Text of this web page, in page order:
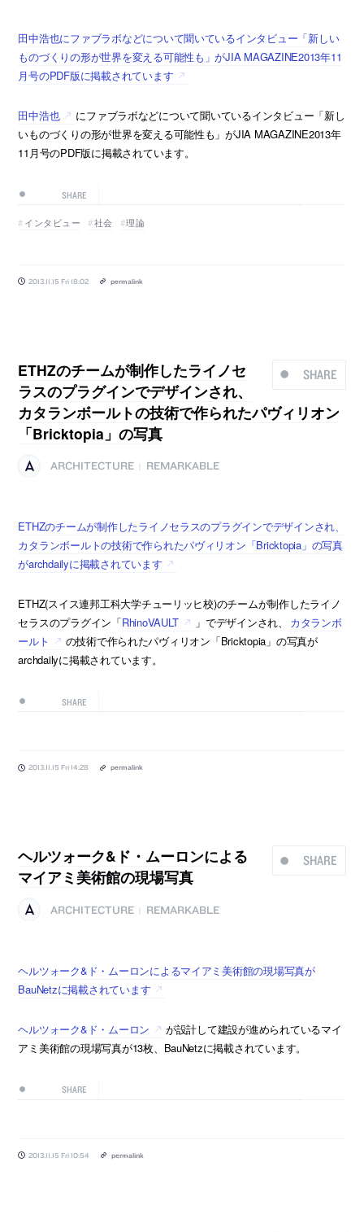
田中浩也にファブラボなどについて聞いているインタビュー「新しい
ものづくりの形が世界を変える可能性も」がJIA MAGAZINE2013年11
月号のPDF版に掲載されています
田中浩也
にファブラボなどについて聞いているインタビュー「新し
いものづくりの形が世界を変える可能性も」がJIA MAGAZINE2013年
11月号のPDF版に掲載されています。
SHARE
インタビュー 社会 理論
2013.11.15 Fri 18:02 permalink
SHARE
ETHZのチームが制作したライノセ
ラスのプラグインでデザインされ、
カタランボールトの技術で作られたパヴィリオン
「Bricktopia」の写真
ARCHITECTURE REMARKABLE
ETHZのチームが制作したライノセラスのプラグインでデザインされ、
カタランボールトの技術で作られたパヴィリオン「Bricktopia」の写真
がarchdailyに掲載されています
ETHZ(スイス連邦工科大学チューリッヒ校)のチームが制作したライノ
セラスのプラグイン「RhinoVAULT 」でデザインされ、
カタランボ
ールト
の技術で作られたパヴィリオン「Bricktopia」の写真が
archdailyに掲載されています。
SHARE
2013.11.15 Fri 14:28 permalink
SHARE
ヘルツォーク&ド・ムーロンによる
マイアミ美術館の現場写真
ARCHITECTURE REMARKABLE
ヘルツォーク&ド・ムーロンによるマイアミ美術館の現場写真が
BauNetzに掲載されています
ヘルツォーク&ド・ムーロン
が設計して建設が進められているマイ
アミ美術館の現場写真が13枚、BauNetzに掲載されています。
SHARE
2013.11.15 Fri 10:54 permalink